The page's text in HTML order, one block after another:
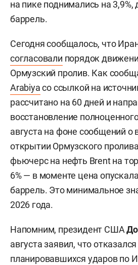
на пике поднимались на 3,9%,
баррель.
Сегодня сообщалось, что
согласовали порядок
Ормузский пролив. Как
Arabiyaсо ссылкой на
рассчитано на 60 дней и
восстановление
августа на фоне сообщений
открытии Ормузского
фьючерс на нефть Brent на
6% — в моменте цена
баррель. Это минимальное
2026 года.
Напомним, президент США
августа заявил, что
планировавшихся ударов по